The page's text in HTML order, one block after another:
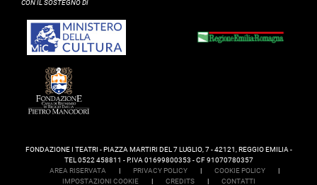
CON IL SOSTEGNO DI
FONDAZIONE I TEATRI - PIAZZA MARTIRI DEL 7 LUGLIO, 7 - 42121, REGGIO EMILIA -
TEL 0522 458811 - P.IVA 01699800353 - CF 91070780357
AREA RISERVATA
| PRIVACY POLICY | COOKIE POLICY
|
IMPOSTAZIONI COOKIE
| CREDITS | CONTATTI